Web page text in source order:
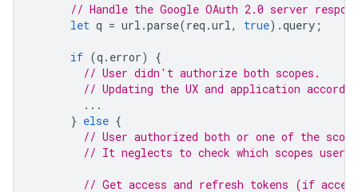
// Handle the Google OAuth 2.0 server
let q = url .parse(req .url, true).query ;
if (q . error)
{
// User didn't authorize both scopes.
// Updating the UX and application
...
} else {
// User authorized both or one of the
// It neglects to check which scopes users
// Get access and refresh tokens (if